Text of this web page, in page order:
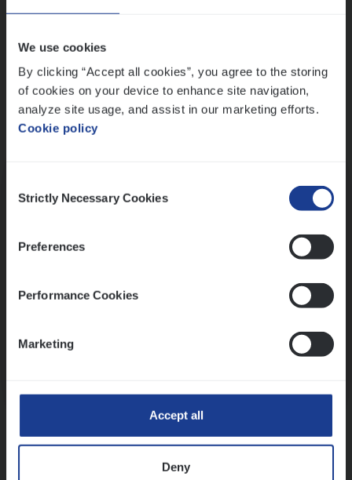
We use cookies
By clicking “Accept all cookies”, you agree to the storing
of cookies on your device to enhance site navigation,
analyze site usage, and assist in our marketing efforts.
Cookie policy
Selection
Strictly Necessary Cookies
Preferences
Performance Cookies
Marketing
Accept all
Deny